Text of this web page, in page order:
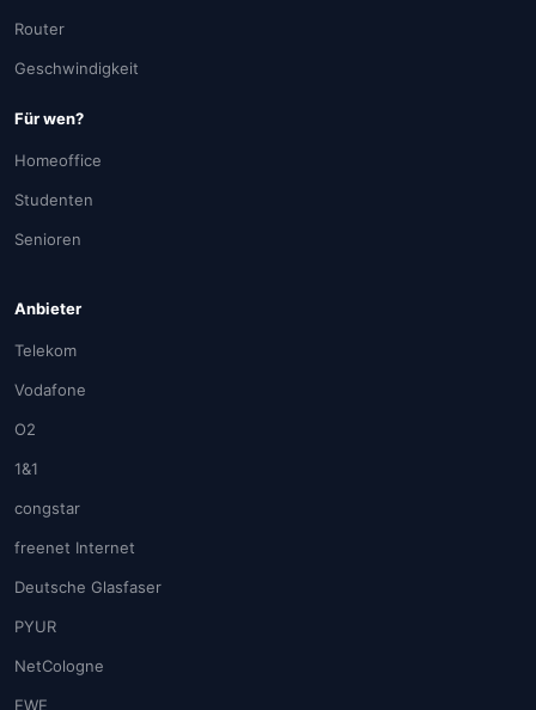
Router
Geschwindigkeit
Für wen?
Homeoffice
Studenten
Senioren
Anbieter
Telekom
Vodafone
O2
1&1
congstar
freenet Internet
Deutsche Glasfaser
PYUR
NetCologne
EWE